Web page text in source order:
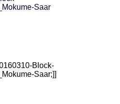
Saar
Block-
Saar;]]